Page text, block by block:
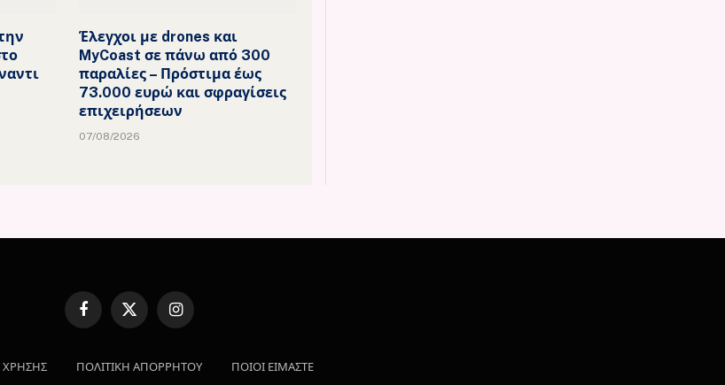
Έλεγχοι με drones και
MyCoast σε πάνω από 300
παραλίες – Πρόστιμα έως
73.000 ευρώ και σφραγίσεις
επιχειρήσεων
07/08/2026
Facebook
X
Instagram
ΧΡΗΣΗΣ ΠΟΛΙΤΙΚΗ ΑΠΟΡΡΗΤΟΥ ΠΟΙΟΙ ΕΙΜΑΣΤΕ